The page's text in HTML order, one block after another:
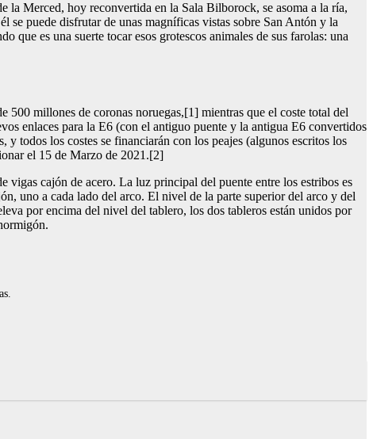
Merced, hoy reconvertida en la Sala Bilborock, se asoma a la ría,
se puede disfrutar de unas magníficas vistas sobre San Antón y la
es una suerte tocar esos grotescos animales de sus farolas: una
millones de coronas noruegas,[1] mientras que el coste total del
enlaces para la E6 (con el antiguo puente y la antigua E6 convertidos
y todos los costes se financiarán con los peajes (algunos escritos los
el 15 de Marzo de 2021.[2]
vigas cajón de acero. La luz principal del puente entre los estribos es
uno a cada lado del arco. El nivel de la parte superior del arco y del
por encima del nivel del tablero, los dos tableros están unidos por